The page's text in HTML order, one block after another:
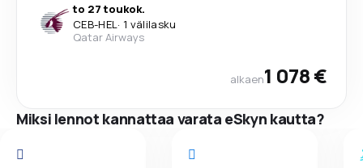
to 27 toukok.
CEB-HEL· 1 välilasku
Qatar Airways
alkaen1 078 €
Miksi lennot kannattaa varata eSkyn kautta?